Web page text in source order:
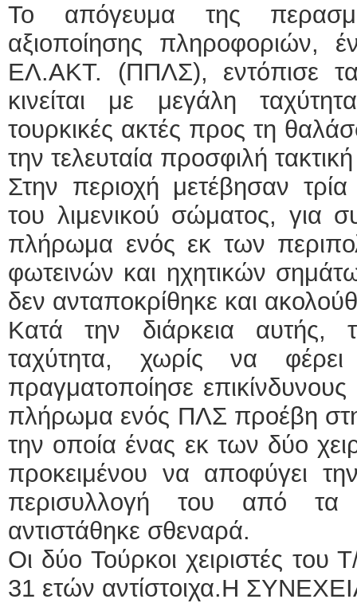
Το απόγευμα της
αξιοποίησης πληροφοριών,
ΕΛ.ΑΚΤ. (ΠΠΛΣ), εντόπισε
κινείται με μεγάλη
τουρκικές ακτές προς τη
την τελευταία προσφιλή
Στην περιοχή μετέβησαν
του λιμενικού σώματος, για
πλήρωμα ενός εκ των
φωτεινών και ηχητικών
δεν ανταποκρίθηκε και
Κατά την διάρκεια αυτής,
ταχύτητα, χωρίς να
πραγματοποίησε
πλήρωμα ενός ΠΛΣ προέβη
την οποία ένας εκ των δύο
προκειμένου να αποφύγει
περισυλλογή του από τα
αντιστάθηκε σθεναρά.
Οι δύο Τούρκοι χειριστές του
31 ετών αντίστοιχα.Η